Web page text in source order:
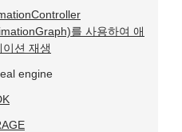
를 사용하여 애
이션 재생
engine